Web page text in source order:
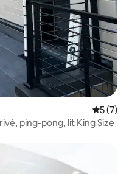
5 (7)
ping-pong, lit King Size
appréciés